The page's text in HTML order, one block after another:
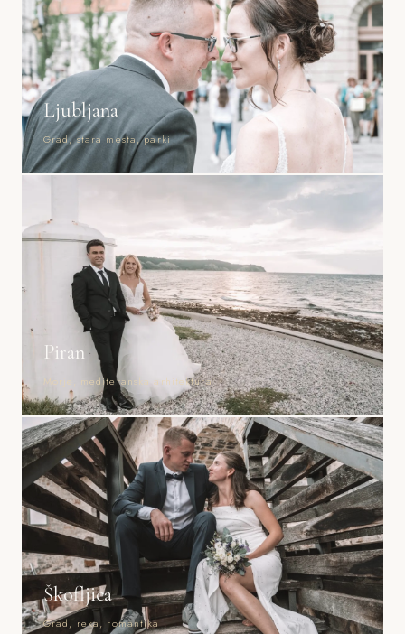
Ljubljana
Grad, stara mesta, parki
Piran
Morje, mediteranska arhitektura
Škofljica
Grad, reka, romantika